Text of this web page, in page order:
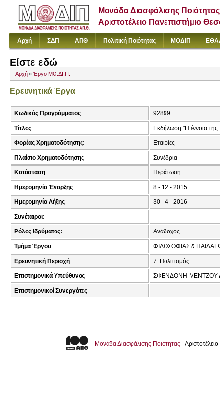
Μονάδα Διασφάλισης Ποιότητας
Αριστοτέλειο Πανεπιστήμιο
Αρχή ΣΔΠ ΑΠΘ Πολιτική Ποιότητας ΜΟΔΙΠ
Είστε εδώ
Αρχή » Έργο ΜΟ.ΔΙ.Π.
Ερευνητικά Έργα
Κωδικός Προγράμματος 92899
Τίτλος Εκδήλωση "Η έννοια της
Φορέας Χρηματοδότησης: Εταιρίες
Πλαίσιο Χρηματοδότησης Συνέδρια
Κατάσταση Περάτωση
Ημερομηνία Έναρξης 8 - 12 - 2015
Ημερομηνία Λήξης 30 - 4 - 2016
Συνέταιροι:
Ρόλος Ιδρύματος: Ανάδοχος
Τμήμα Έργου ΦΙΛΟΣΟΦΙΑΣ &
Ερευνητική Περιοχή 7. Πολιτισμός
Επιστημονικά Υπεύθυνος ΣΦΕΝΔΟΝΗ-ΜΕΝΤΖΟΥ
Επιστημονικοί Συνεργάτες
Μονάδα Διασφάλισης Ποιότητας -